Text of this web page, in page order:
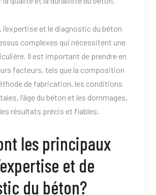
l’expertise et le diagnostic du béton
complexes qui nécessitent une
Il est important de prendre en
facteurs, tels que la composition
de fabrication, les conditions
l’âge du béton et les dommages,
résultats précis et fiables.
les principaux
et de
du béton?